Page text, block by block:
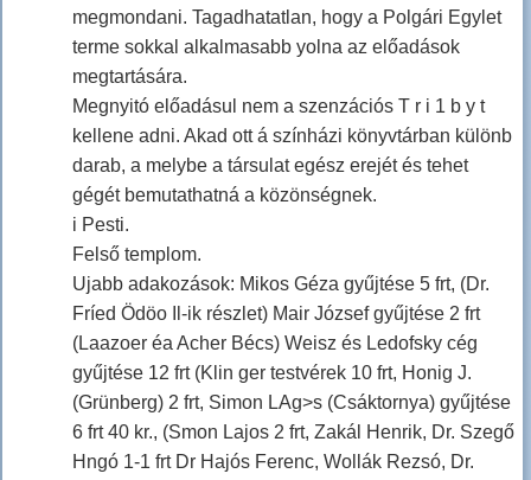
megmondani. Tagadhatatlan, hogy a Polgári Egylet
terme sokkal alkalmasabb yolna az előadások
megtartására.
Megnyitó előadásul nem a szenzációs T r i 1 b y t
kellene adni. Akad ott á színházi könyvtárban különb
darab, a melybe a társulat egész erejét és tehet
gégét bemutathatná a közönségnek.
i Pesti.
Felső templom.
Ujabb adakozások: Mikos Géza gyűjtése 5 frt, (Dr.
Fríed Ödöo Il-ik részlet) Mair József gyűjtése 2 frt
(Laazoer éa Acher Bécs) Weisz és Ledofsky cég
gyűjtése 12 frt (Klin ger testvérek 10 frt, Honig J.
(Grünberg) 2 frt, Simon LAg>s (Csáktornya) gyűjtése
6 frt 40 kr., (Smon Lajos 2 frt, Zakál Henrik, Dr. Szegő
Hngó 1-1 frt Dr Hajós Ferenc, Wollák Rezsó, Dr.